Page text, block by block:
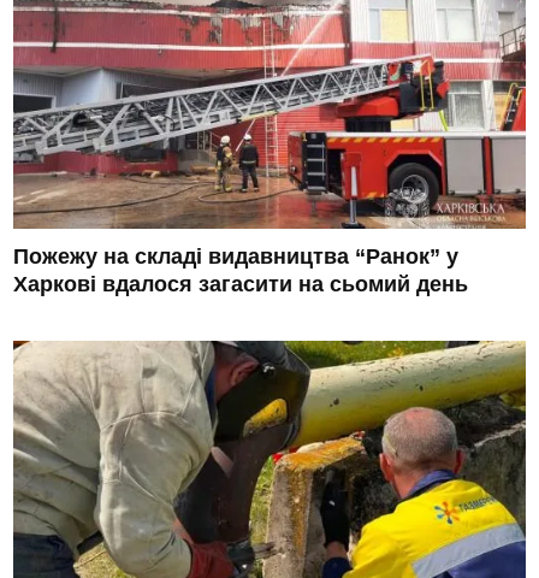
Пожежу на складі видавництва “Ранок” у
Харкові вдалося загасити на сьомий день